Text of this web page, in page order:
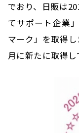
でおり、日販は
てサポート企業
マーク」を取得
月に新たに取得し